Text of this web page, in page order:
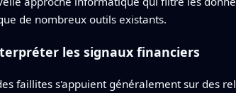
de nombreux outils existants.
les signaux financiers
faillites s'appuient généralement sur des